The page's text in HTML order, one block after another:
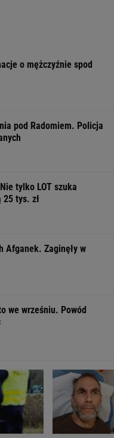
o mężczyźnie spod
pod Radomiem. Policja
tylko LOT szuka
25 tys. zł
Afganek. Zaginęły w
we wrześniu. Powód